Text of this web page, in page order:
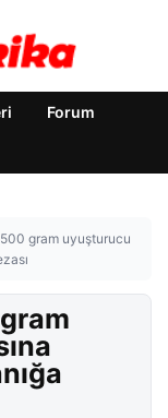
Forum
gram uyuşturucu